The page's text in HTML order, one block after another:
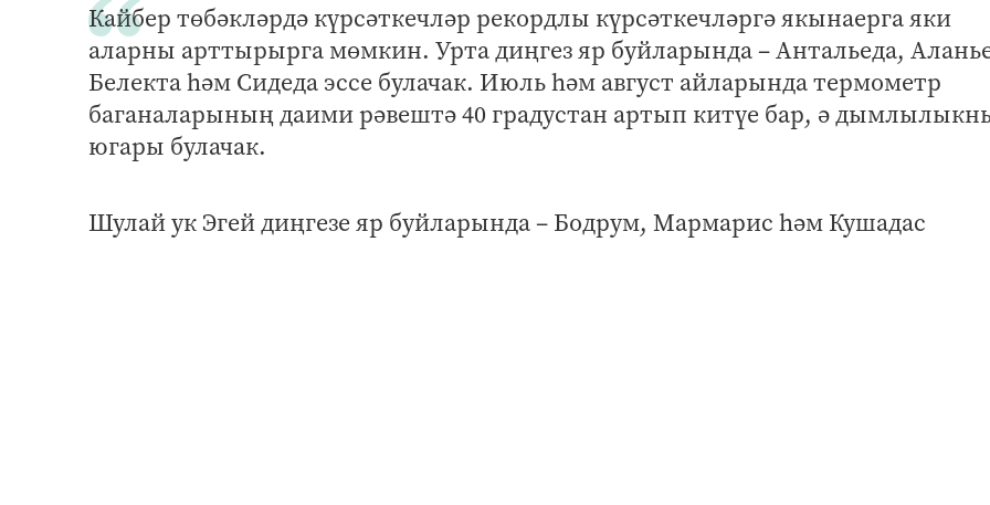
Кайбер төбәкләрдә күрсәткечләр рекордлы күрсәткечләргә якынаерга яки
аларны арттырырга мөмкин. Урта диңгез яр буйларында – Антальеда,
Белекта һәм Сидеда эссе булачак. Июль һәм август айларында термометр
баганаларының даими рәвештә 40 градустан артып китүе бар, ә
югары булачак.
Шулай ук Эгей диңгезе яр буйларында – Бодрум, Мармарис һәм Кушадас